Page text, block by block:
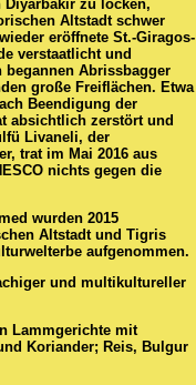
zu locken,
Altstadt schwer
eröffnete St.-Giragos-
verstaatlicht und
begannen Abrissbagger
große Freiflächen. Etwa
Beendigung der
absichtlich zerstört und
Livaneli, der
trat im Mai 2016 aus
nichts gegen die
wurden 2015
Altstadt und Tigris
aufgenommen.
und multikultureller
Lammgerichte mit
Koriander; Reis, Bulgur